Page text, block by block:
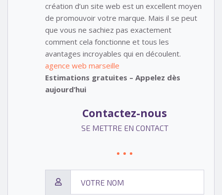
création d’un site web est un excellent moyen
de promouvoir votre marque. Mais il se peut
que vous ne sachiez pas exactement
comment cela fonctionne et tous les
avantages incroyables qui en découlent.
agence web marseille
Estimations gratuites – Appelez dès
aujourd’hui
Contactez-nous
SE METTRE EN CONTACT